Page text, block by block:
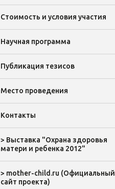
Стоимость и условия участия
Научная программа
Публикация тезисов
Место проведения
Контакты
> Выставка "Охрана здоровья
матери и ребенка 2012"
> mother-child.ru (Официальный
сайт проекта)